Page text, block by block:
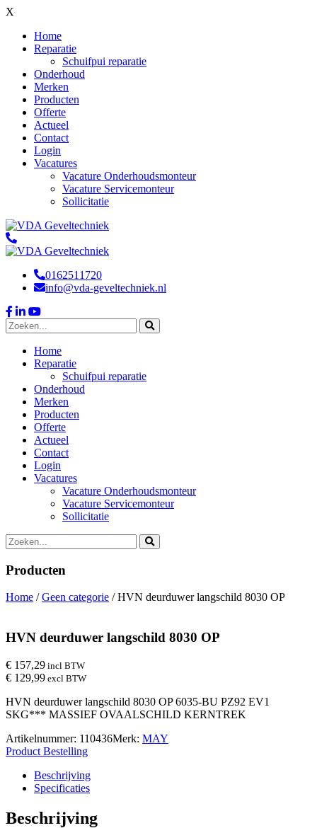
X
Home
Reparatie
Schuifpui reparatie
Onderhoud
Merken
Producten
Offerte
Actueel
Contact
Login
Vacatures
Vacature Onderhoudsmonteur
Vacature Servicemonteur
Sollicitatie
0162511720
info@vda-geveltechniek.nl
Home
Reparatie
Schuifpui reparatie
Onderhoud
Merken
Producten
Offerte
Actueel
Contact
Login
Vacatures
Vacature Onderhoudsmonteur
Vacature Servicemonteur
Sollicitatie
Producten
Home /Geen categorie / HVN deurduwer langschild 8030 OP
HVN deurduwer langschild 8030 OP
€ 157,29 incl BTW
€ 129,99 excl BTW
HVN deurduwer langschild 8030 OP 6035-BU PZ92 EV1
SKG*** MASSIEF OVAALSCHILD KERNTREK
Artikelnummer: 110436Merk: MAY
Product Bestelling
Beschrijving
Specificaties
Beschrijving